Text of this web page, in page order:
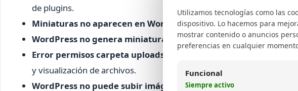
de plugins.
Miniaturas no aparecen en WordPress:problemas durante la
WordPress no genera miniaturas:
conflictos en la función de
Error permisos carpeta uploads WordPress:
y visualización de archivos.
WordPress no puede subir imágenes:restricciones de tamaño,
Utilizamos tecnologías como las
dispositivo. Lo hacemos para
mostrar contenido o anuncios
preferencias en cualquier
Funcional
Siempre activo